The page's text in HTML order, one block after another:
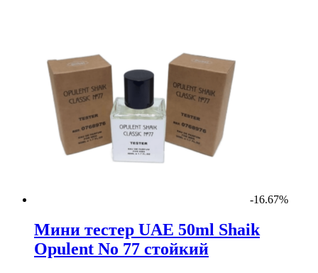
-16.67%
Мини тестер UAE 50ml Shaik
Opulent No 77 стойкий